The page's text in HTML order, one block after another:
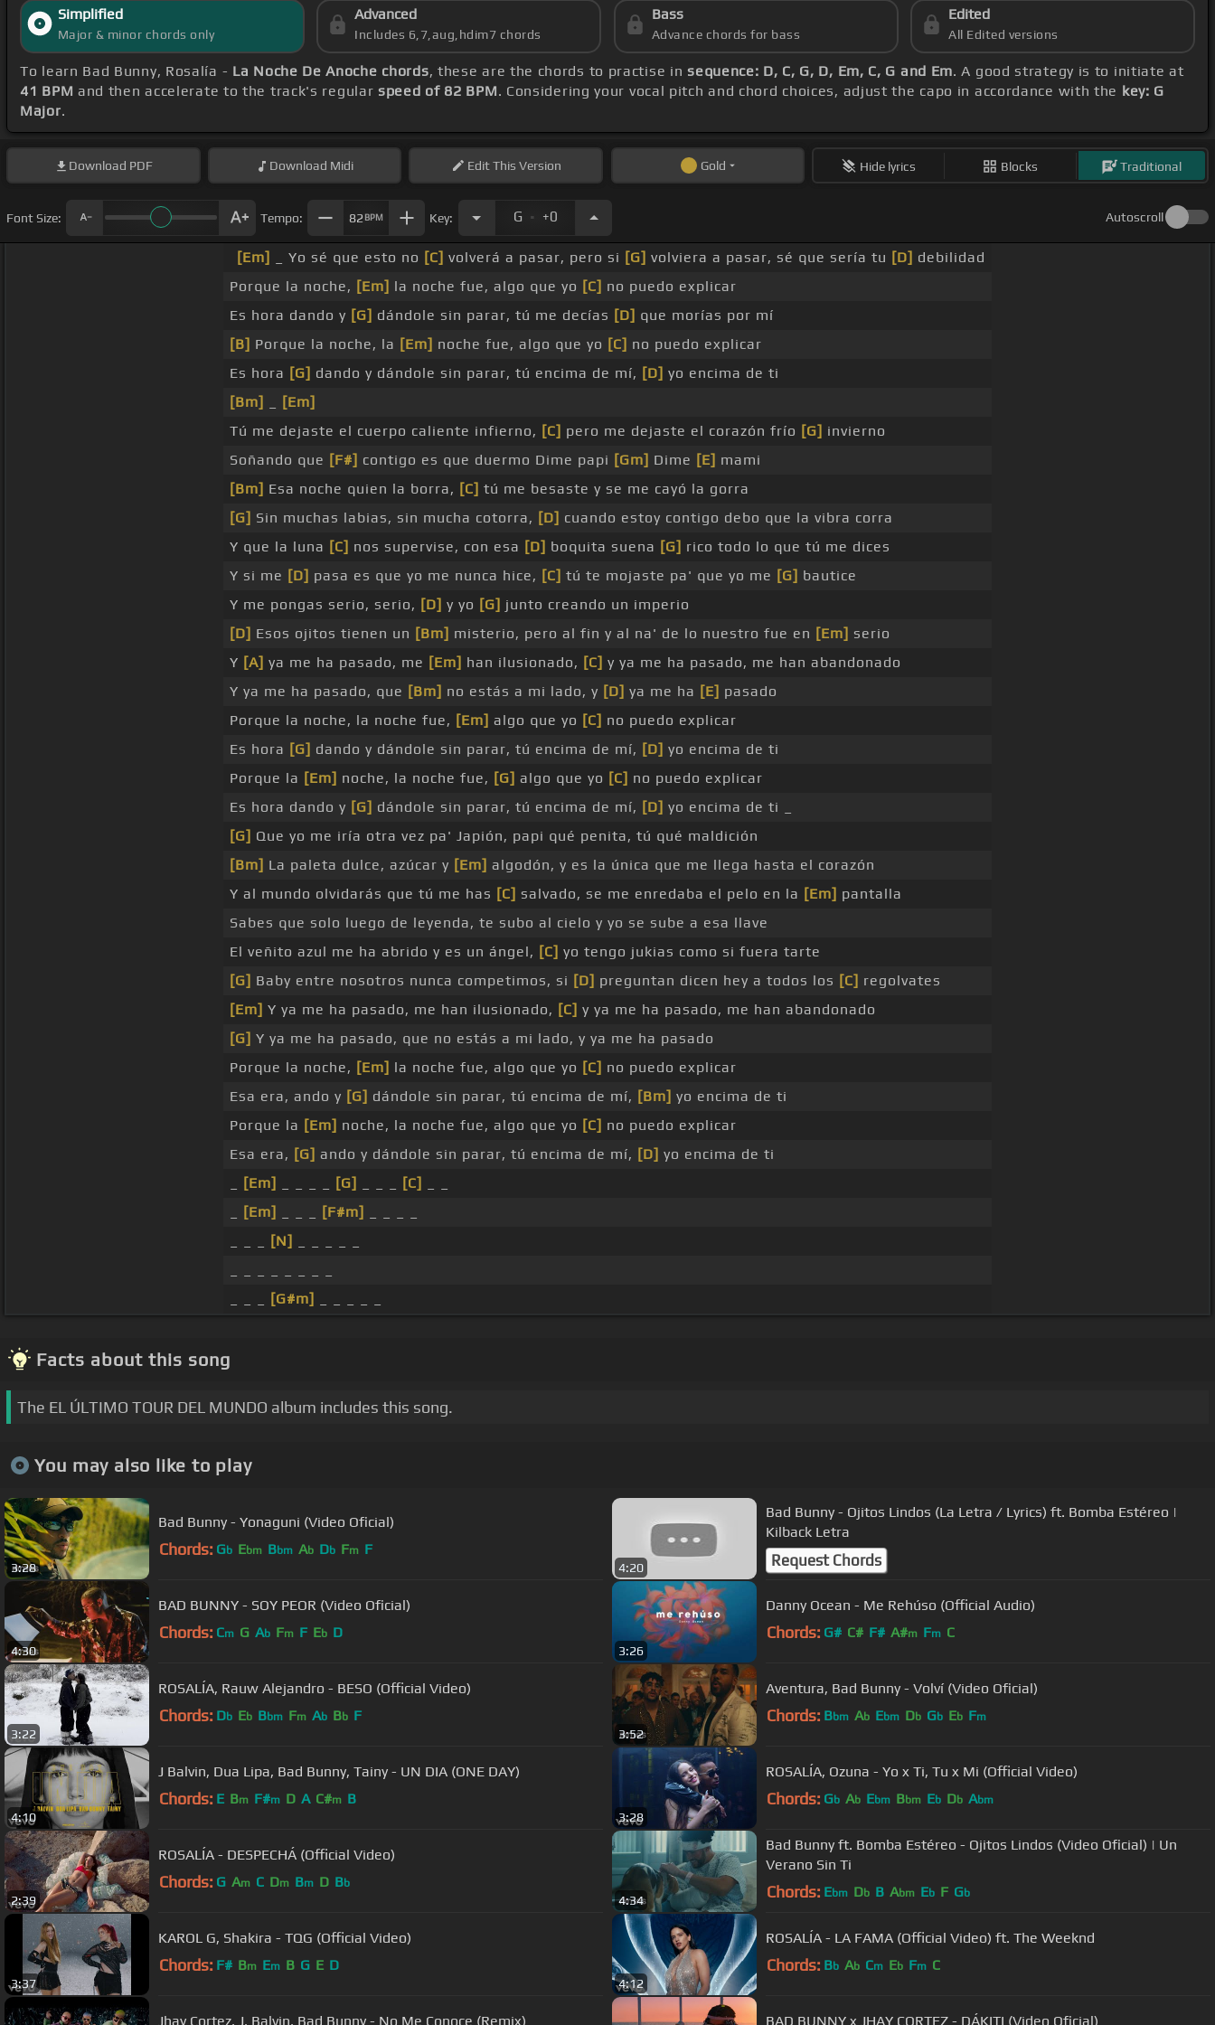
Simplified
Major & minor chords only
Advanced
Includes 6,7,aug,hdim7 chords
Bass
Advance chords for bass
Edited
All Edited versions
To learn Bad Bunny, Rosalía - La Noche De Anoche chords, these are the chords to practise insequence: D, C, G, D, Em, C, G and Em. A good strategy is to initiate at
41 BPM and then accelerate to the track's regularspeed of 82 BPM. Considering your vocal pitch and chord choices, adjust the capo in accordance with the key: G
Major.
Download PDF Download Midi EditThis Version Gold Hide lyrics Blocks Traditional
Font Size: Tempo: 82 BPM Key: G . +0 Autoscroll
[Em] _ Yo sé que esto no [C] volverá a pasar, pero si [G] volviera a pasar, sé que sería tu [D] debilidad
Porque la noche, [Em] la noche fue, algo que yo [C] no puedo explicar
Es hora dando y [G] dándole sin parar, tú me decías [D] que morías por mí
[B] Porque la noche, la [Em] noche fue, algo que yo [C] no puedo explicar
Es hora [G] dando y dándole sin parar, tú encima de mí, [D] yo encima de ti
[Bm]
[Em]
Tú me dejaste el cuerpo caliente infierno, [C] pero me dejaste el corazón frío [G] invierno
Soñando que [F#] contigo es que duermo Dime papi [Gm] Dime [E] mami
[Bm] Esa noche quien la borra, [C] tú me besaste y se me cayó la gorra
[G] Sin muchas labias, sin mucha cotorra, [D] cuando estoy contigo debo que la vibra corra
Y que la luna [C] nos supervise, con esa [D] boquita suena [G] rico todo lo que tú me dices
Y si me [D] pasa es que yo me nunca hice, [C] tú te mojaste pa' que yo me [G] bautice
Y me pongas serio, serio, [D] y yo [G] junto creando un imperio
[D] Esos ojitos tienen un [Bm] misterio, pero al fin y al na' de lo nuestro fue en [Em] serio
Y [A] ya me ha pasado, me [Em] han ilusionado, [C] y ya me ha pasado, me han abandonado
Y ya me ha pasado, que [Bm] no estás a mi lado, y [D] ya me ha [E] pasado
Porque la noche, la noche fue, [Em] algo que yo [C] no puedo explicar
Es hora [G] dando y dándole sin parar, tú encima de mí, [D] yo encima de ti
Porque la [Em] noche, la noche fue, [G] algo que yo [C] no puedo explicar
Es hora dando y [G] dándole sin parar, tú encima de mí, [D] yo encima de ti _
[G] Que yo me iría otra vez pa' Japión, papi qué penita, tú qué maldición
[Bm] La paleta dulce, azúcar y [Em] algodón, y es la única que me llega hasta el corazón
Y al mundo olvidarás que tú me has [C] salvado, se me enredaba el pelo en la [Em] pantalla
Sabes que solo luego de leyenda, te subo al cielo y yo se sube a esa llave
El veñito azul me ha abrido y es un ángel, [C] yo tengo jukias como si fuera tarte
[G] Baby entre nosotros nunca competimos, si [D] preguntan dicen hey a todos los [C] regolvates
[Em] Y ya me ha pasado, me han ilusionado, [C] y ya me ha pasado, me han abandonado
[G] Y ya me ha pasado, que no estás a mi lado, y ya me ha pasado
Porque la noche, [Em] la noche fue, algo que yo [C] no puedo explicar
Esa era, ando y [G] dándole sin parar, tú encima de mí, [Bm] yo encima de ti
Porque la [Em] noche, la noche fue, algo que yo [C] no puedo explicar
Esa era, [G] ando y dándole sin parar, tú encima de mí, [D] yo encima de ti
[Em] [G] [C]
[Em] [F#m]
[N]
[G#m]
Facts about this song
The EL ÚLTIMO TOUR DEL MUNDO album includes this song.
You may also like to play
3:28
Bad Bunny - Yonaguni (Video Oficial)
Chords: Gb Ebm Bbm Ab Db Fm F
4:20
Bad Bunny - Ojitos Lindos (La Letra / Lyrics) ft. Bomba Estéreo |
Kilback Letra
Request Chords
4:30
BAD BUNNY - SOY PEOR (Video Oficial)
Chords: Cm G Ab Fm F Eb D
3:26
Danny Ocean - Me Rehúso (Official Audio)
Chords: G# C# F# A#m Fm C
3:22
ROSALÍA, Rauw Alejandro - BESO (Official Video)
Chords: Db Eb Bbm Fm Ab Bb F
3:52
Aventura, Bad Bunny - Volví (Video Oficial)
Chords: Bbm Ab Ebm Db Gb Eb Fm
4:10
J Balvin, Dua Lipa, Bad Bunny, Tainy - UN DIA (ONE DAY)
Chords: E Bm F#m D A C#m B
3:28
ROSALÍA, Ozuna - Yo x Ti, Tu x Mi (Official Video)
Chords: Gb Ab Ebm Bbm Eb Db Abm
2:39
ROSALÍA - DESPECHÁ (Official Video)
Chords: G Am C Dm Bm D Bb
4:34
Bad Bunny ft. Bomba Estéreo - Ojitos Lindos (Video Oficial) | Un
Verano Sin Ti
Chords: Ebm Db B Abm Eb F Gb
3:37
KAROL G, Shakira - TQG (Official Video)
Chords: F# Bm Em B G E D
4:12
ROSALÍA - LA FAMA (Official Video) ft. The Weeknd
Chords: Bb Ab Cm Eb Fm C
Jhay Cortez, J. Balvin, Bad Bunny - No Me Conoce (Remix) BAD BUNNY x JHAY CORTEZ - DÁKITI (Video Oficial)